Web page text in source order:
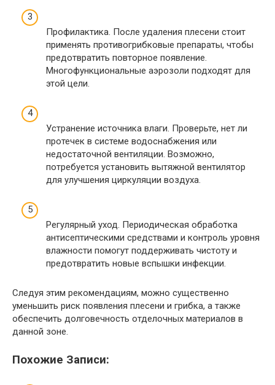
Профилактика. После удаления плесени стоит
применять противогрибковые препараты, чтобы
предотвратить повторное появление.
Многофункциональные аэрозоли подходят для
этой цели.
Устранение источника влаги. Проверьте, нет ли
протечек в системе водоснабжения или
недостаточной вентиляции. Возможно,
потребуется установить вытяжной вентилятор
для улучшения циркуляции воздуха.
Регулярный уход. Периодическая обработка
антисептическими средствами и контроль уровня
влажности помогут поддерживать чистоту и
предотвратить новые вспышки инфекции.
Следуя этим рекомендациям, можно существенно
уменьшить риск появления плесени и грибка, а также
обеспечить долговечность отделочных материалов в
данной зоне.
Похожие Записи: